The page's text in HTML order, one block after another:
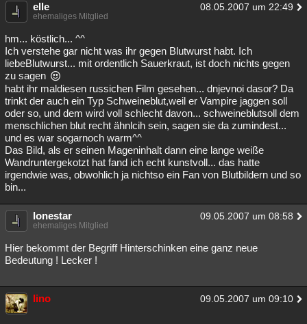
elle 08.05.2007 um 22:49
ehemaliges Mitglied
hm... köstlich... ^^
Ich verstehe gar nicht was ihr gegen Blutwurst habt. Ich
liebeBlutwurst... mit ordentlich Sauerkraut, ist doch nichts gegen
zu sagen
habt ihr maldiesen russichen Film gesehen... dnjevnoi dasor? Da
trinkt der auch ein Typ Schweineblut,weil er Vampire jaggen soll
oder so, und dem wird voll schlecht davon... schweineblutsoll dem
menschlichen blut recht ähnlcih sein, sagen sie da zumindest...
und es war sogarnoch warm^^
Das Bild, als er seinen Mageninhalt dann eine lange weiße
Wandruntergekotzt hat fand ich echt kunstvoll... das hatte
irgendwie was, obwohlich ja nichtso ein Fan von Blutbildern und so
bin...
lonestar 09.05.2007 um 08:58
ehemaliges Mitglied
Hier bekommt der Begriff Hinterschinken eine ganz neue
Bedeutung ! Lecker !
lino 09.05.2007 um 09:10